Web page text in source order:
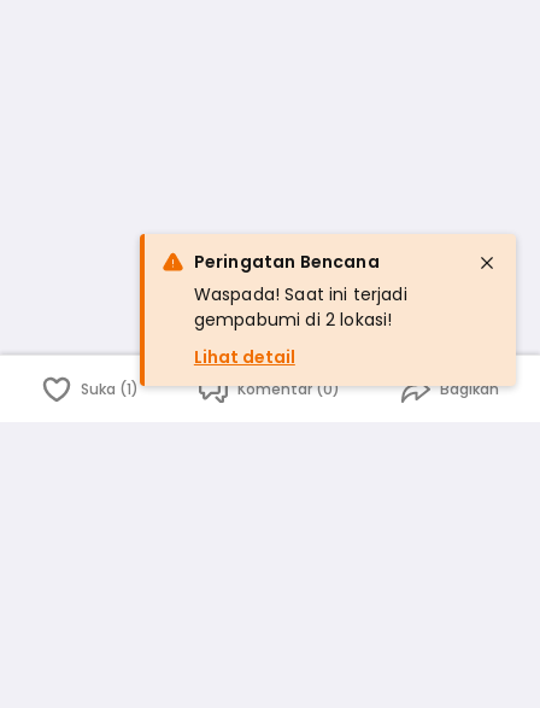
Suka (1) Komentar (0) Bagikan
Peringatan Bencana
Waspada! Saat ini terjadi
gempabumi di 2 lokasi!
Lihat detail